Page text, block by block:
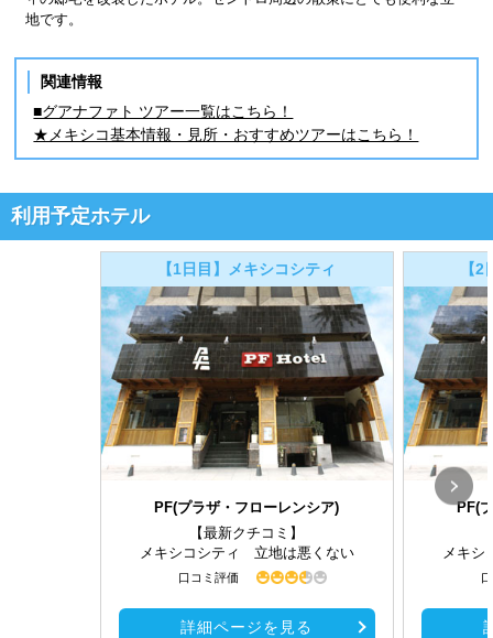
地です。
関連情報
■グアナファト ツアー一覧はこちら！
★メキシコ基本情報・見所・おすすめツアーはこちら！
利用予定ホテル
【1日目】メキシコシティ
PF(プラザ・フローレンシア)
【最新クチコミ】
メキシコシティ 立地は悪くない
口コミ評価
詳細ページを見る
【
PF(
メキシ